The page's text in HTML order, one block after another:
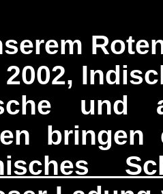
2002,
und